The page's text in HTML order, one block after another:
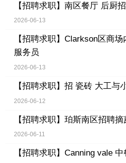
【招聘求职】 南区餐厅 后厨招
2026-06-13
【招聘求职】 Clarkson区商场
服务员
2026-06-13
【招聘求职】 招 瓷砖 大工与
2026-06-12
【招聘求职】 珀斯南区招聘
2026-06-11
【招聘求职】